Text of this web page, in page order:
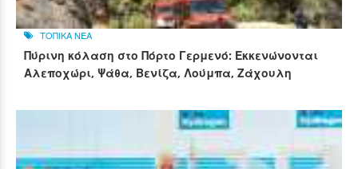
ΤΟΠΙΚΑ ΝΕΑ
Πύρινη κόλαση στο Πόρτο Γερμενό: Εκκενώνονται
Αλεποχώρι, Ψάθα, Βενίζα, Λούμπα, Ζάχουλη